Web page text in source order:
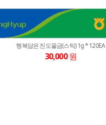
행복담은 진도울금(스틱) 1g * 120EA
30,000원